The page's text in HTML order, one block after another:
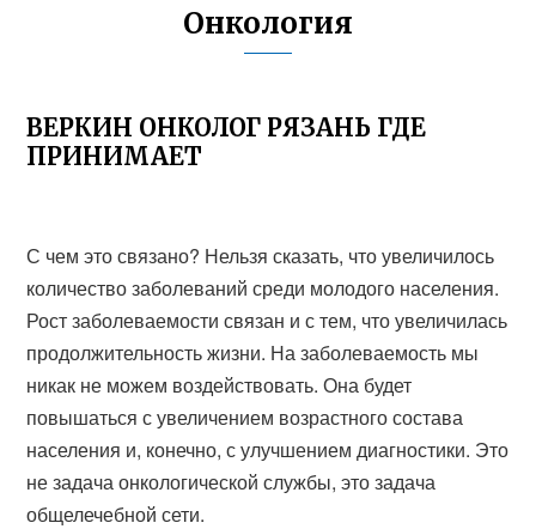
Онкология
ВЕРКИН ОНКОЛОГ РЯЗАНЬ ГДЕ
ПРИНИМАЕТ
С чем это связано? Нельзя сказать, что увеличилось
количество заболеваний среди молодого населения.
Рост заболеваемости связан и с тем, что увеличилась
продолжительность жизни. На заболеваемость мы
никак не можем воздействовать. Она будет
повышаться с увеличением возрастного состава
населения и, конечно, с улучшением диагностики. Это
не задача онкологической службы, это задача
общелечебной сети.